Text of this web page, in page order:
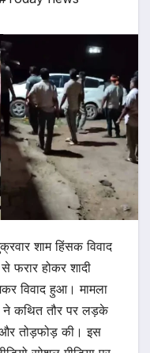
शाम हिंसक विवाद
होकर शादी
विवाद हुआ। मामला
ने कथित तौर पर लड़के
तोड़फोड़ की। इस